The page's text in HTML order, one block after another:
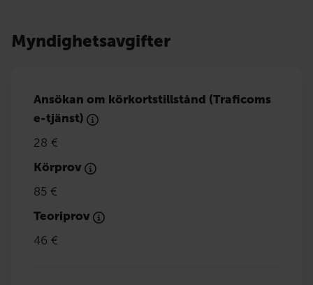
Myndighetsavgifter
Ansökan om körkortstillstånd (Traficoms
e-tjänst)
28 €
Körprov
85 €
Teoriprov
46 €